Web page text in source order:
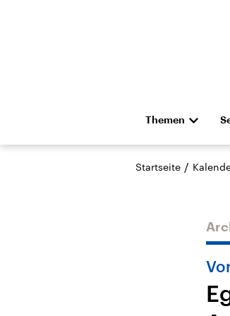
Themen
Die Nachrichten
Hörspiel und
Aktuelle
Startseite /